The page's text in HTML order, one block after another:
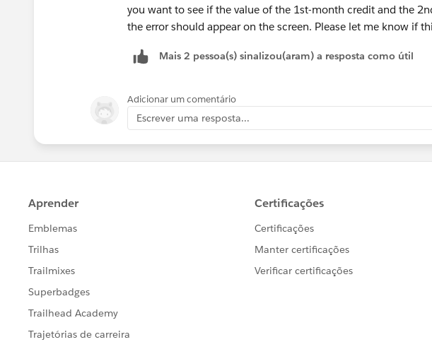
you want to see if the value of the 1st-month credit and the
the error should appear on the screen. Please let me know if
Mais 2 pessoa(s) sinalizou(aram) a resposta como útil
Adicionar um comentário
Escrever uma resposta...